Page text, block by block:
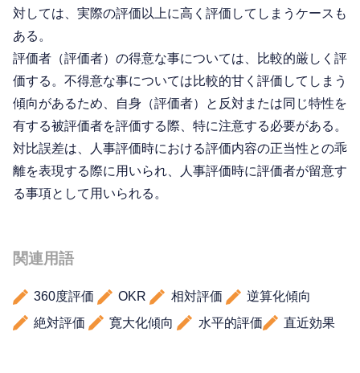
対しては、実際の評価以上に高く評価してしまうケースも
ある。
評価者（評価者）の得意な事については、比較的厳しく評
価する。不得意な事については比較的甘く評価してしまう
傾向があるため、自身（評価者）と反対または同じ特性を
有する被評価者を評価する際、特に注意する必要がある。
対比誤差は、人事評価時における評価内容の正当性との乖
離を表現する際に用いられ、人事評価時に評価者が留意す
る事項として用いられる。
関連用語
360度評価 OKR 相対評価
逆算化傾向
絶対評価
寛大化傾向 水平的評価 直近効果